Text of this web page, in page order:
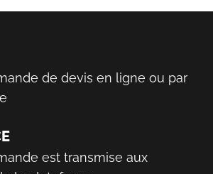
de devis en ligne ou par
est transmise aux